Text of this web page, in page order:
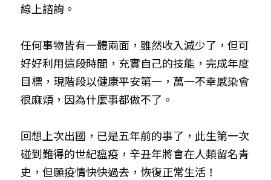
線上諮詢。
任何事物皆有一體兩面，雖然收入減少了，但可
好好利用這段時間，充實自己的技能，完成年度
目標，現階段以健康平安第一，萬一不幸感染會
很麻煩，因為什麼事都做不了。
回想上次出國，已是五年前的事了，此生第一次
碰到難得的世紀瘟疫，辛丑年將會在人類留名青
史，但願疫情快快過去，恢復正常生活！